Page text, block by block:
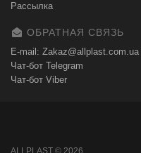
Рассылка
ОБРАТНАЯ СВЯЗЬ
E-mail: Zakaz@allplast.com.ua
Чат-бот Telegram
Чат-бот Viber
ALLPLAST © 2026